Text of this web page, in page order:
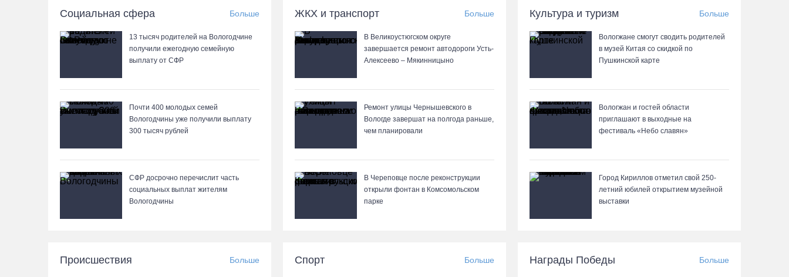
Социальная сфера Больше
13 тысяч родителей на Вологодчине
получили ежегодную семейную
выплату от СФР
Почти 400 молодых семей
Вологодчины уже получили выплату
300 тысяч рублей
СФР досрочно перечислит часть
социальных выплат жителям
Вологодчины
ЖКХ и транспорт Больше
В Великоустюгском округе
завершается ремонт автодороги Усть-
Алексеево – Мякинницыно
Ремонт улицы Чернышевского в
Вологде завершат на полгода раньше,
чем планировали
В Череповце после реконструкции
открыли фонтан в Комсомольском
парке
Культура и туризм Больше
Вологжане смогут сводить родителей
в музей Китая со скидкой по
Пушкинской карте
Вологжан и гостей области
приглашают в выходные на
фестиваль «Небо славян»
Город Кириллов отметил свой 250-
летний юбилей открытием музейной
выставки
Происшествия Больше Спорт Больше Награды Победы Больше